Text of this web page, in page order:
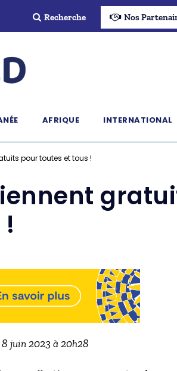
Recherche Nos
AFRIQUE INTERNATIONAL
pour toutes et tous !
juin 2023 à 20h28